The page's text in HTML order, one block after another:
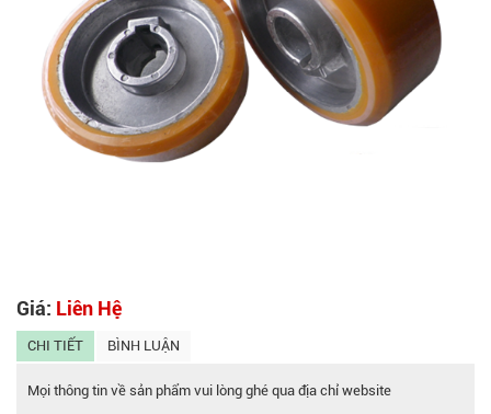
Giá: Liên Hệ
CHI TIẾT BÌNH LUẬN
Mọi thông tin về sản phẩm vui lòng ghé qua địa chỉ website